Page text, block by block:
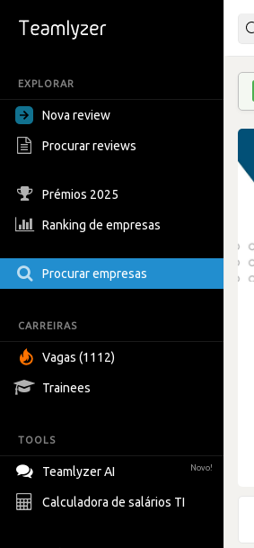
EXPLORAR
Nova review
Procurar reviews
Prémios 2025
Ranking de empresas
Procurar empresas
CARREIRAS
Vagas (1112)
Trainees
TOOLS
Teamlyzer AI Novo!
Calculadora de salários TI